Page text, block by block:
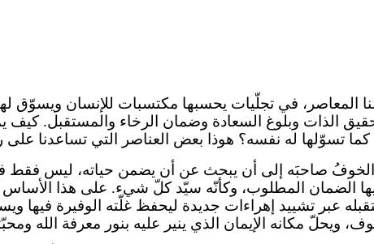
المعاصر، في تجلّيات يحسبها مكتسبات للإنسان ويسوّق
الذات وبلوغ السعادة وضمان الرخاء والمستقبل.
كما تسوّلها له نفسه؟ هوذا بعض العناصر التي تساعدنا
الخوفُ صاحبَه إلى أن يبحث عن أن يضمن حياته، ليس
الضمان المطلوب، وكأنّه سيّد كلّ شيء. على هذا الأساس
عبر تشييد إهراءات جديدة ليحفظ غلّته الوفيرة فيها
ويحلّ مكانه الإيمان الذي ينير عليه بنور معرفة الله